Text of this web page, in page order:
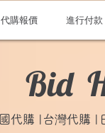
代購報價 進行付款
Bid
代購 |台灣代購 |